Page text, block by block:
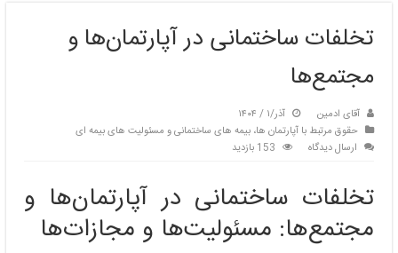
تخلفات ساختمانی در آپارتمان‌ها و
مجتمع‌ها
آقای ادمین
آذر/۱ / ۱۴۰۴
حقوق مرتبط با آپارتمان ها، بیمه های ساختمانی و مسئولیت های بیمه ای
ارسال دیدگاه
153 بازدید
تخلفات ساختمانی در آپارتمان‌ها و
مجتمع‌ها: مسئولیت‌ها و مجازات‌ها